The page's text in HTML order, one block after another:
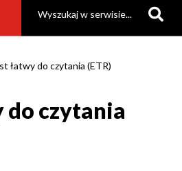
łatwy do czytania (ETR)
do czytania